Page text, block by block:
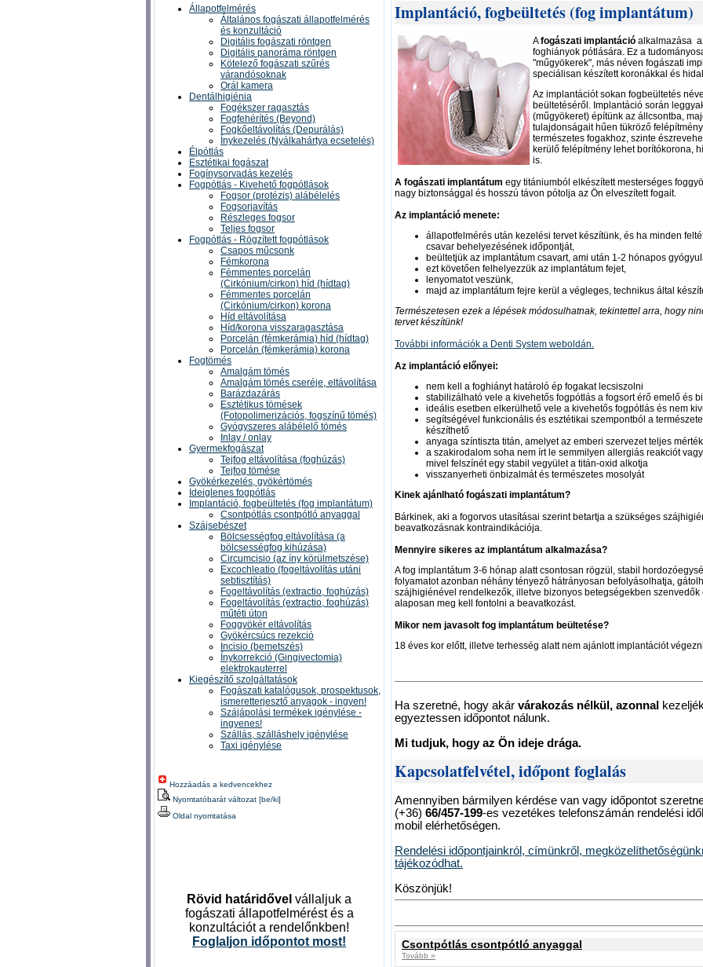
Állapotfelmérés
Általános fogászati állapotfelmérés
és konzultáció
Digitális fogászati röntgen
Digitális panoráma röntgen
Kötelező fogászati szűrés
várandósoknak
Orál kamera
Dentálhigiénia
Fogékszer ragasztás
Fogfehérítés (Beyond)
Fogkőeltávolítás (Depurálás)
Ínykezelés (Nyálkahártya ecsetelés)
Élpótlás
Esztétikai fogászat
Fogínysorvadás kezelés
Fogpótlás - Kivehető fogpótlások
Fogsor (protézis) alábélelés
Fogsorjavítás
Részleges fogsor
Teljes fogsor
Fogpótlás - Rögzített fogpótlások
Csapos műcsonk
Fémkorona
Fémmentes porcelán
(Cirkónium/cirkon) híd (hídtag)
Fémmentes porcelán
(Cirkónium/cirkon) korona
Híd eltávolítása
Híd/korona visszaragasztása
Porcelán (fémkerámia) híd (hídtag)
Porcelán (fémkerámia) korona
Fogtömés
Amalgám tömés
Amalgám tömés cseréje, eltávolítása
Barázdazárás
Esztétikus tömések
(Fotopolimerizációs, fogszínű tömés)
Gyógyszeres alábélelő tömés
Inlay / onlay
Gyermekfogászat
Tejfog eltávolítása (foghúzás)
Tejfog tömése
Gyökérkezelés, gyökértömés
Ideiglenes fogpótlás
Implantáció, fogbeültetés (fog implantátum)
Csontpótlás csontpótló anyaggal
Szájsebészet
Bölcsességfog eltávolítása (a
bölcsességfog kihúzása)
Circumcisio (az íny körülmetszése)
Excochleatio (fogeltávolítás utáni
sebtisztítás)
Fogeltávolítás (extractio, foghúzás)
Fogeltávolítás (extractio, foghúzás)
műtéti úton
Foggyökér eltávolítás
Gyökércsúcs rezekció
Incisio (bemetszés)
Ínykorrekció (Gingivectomia)
elektrokauterrel
Kiegészítő szolgáltatások
Fogászati katalógusok, prospektusok,
ismeretterjesztő anyagok - ingyen!
Szájápolási termékek igénylése -
ingyenes!
Szállás, szálláshely igénylése
Taxi igénylése
Hozzáadás a kedvencekhez
Nyomtatóbarát változat [be/ki]
Oldal nyomtatása
Rövid határidővel vállaljuk a
fogászati állapotfelmérést és a
konzultációt a rendelőnkben!
Foglal jon időpontot most!
Implantáció, fogbeültetés (fog implantátum)
Afogászati implantáció alkalmazása
foghiányok pótlására. Ez a
"műgyökerek", más néven fogászati
speciálisan készített koronákkal és
Az implantációt sokan fogbeültetés
beültetéséről. Implantáció során
(műgyökeret) építünk az állcsontba,
tulajdonságait hűen tükröző
természetes fogakhoz, szinte
kerülő felépítmény lehet borítókorona,
is.
A fogászati implantátum egy titániumból elkészített mesterséges
nagy biztonsággal és hosszú távon pótolja az Ön elveszített fogait.
Az implantáció menete:
állapotfelmérés után kezelési tervet készítünk, és ha minden
csavar behelyezésének időpontját,
beültetjük az implantátum csavart, ami után 1-2 hónapos
ezt követően felhelyezzük az implantátum fejet,
lenyomatot veszünk,
majd az implantátum fejre kerül a végleges, technikus által
Természetesen ezek a lépések módosulhatnak, tekintettel arra, hogy
tervet készítünk!
További információk a Denti System weboldán.
Az implantáció előnyei:
nem kell a foghiányt határoló ép fogakat lecsiszolni
stabilizálható vele a kivehetős fogpótlás a fogsort érő emelő és
ideális esetben elkerülhető vele a kivehetős fogpótlás és nem
segítségével funkcionális és esztétikai szempontból a
készíthető
anyaga színtiszta titán, amelyet az emberi szervezet teljes
a szakirodalom soha nem írt le semmilyen allergiás reakciót
mivel felszínét egy stabil vegyület a titán-oxid alkotja
visszanyerheti önbizalmát és természetes mosolyát
Kinek ajánlható fogászati implantátum?
Bárkinek, aki a fogorvos utasításai szerint betartja a szükséges
beavatkozásnak kontraindikációja.
Mennyire sikeres az implantátum alkalmazása?
A fog implantátum 3-6 hónap alatt csontosan rögzül, stabil
folyamatot azonban néhány tényező hátrányosan befolyásolhatja,
szájhigiénével rendelkezők, illetve bizonyos betegségekben
alaposan meg kell fontolni a beavatkozást.
Mikor nem javasolt fog implantátum beültetése?
18 éves kor előtt, illetve terhesség alatt nem ajánlott implantációt végezni.
Ha szeretné, hogy akár várakozás nélkül, azonnal
egyeztessen időpontot nálunk.
Mi tudjuk, hogy az Ön ideje drága.
Kapcsolatfelvétel, időpont foglalás
Amennyiben bármilyen kérdése van vagy időpontot
(+36) 66/457-199-es vezetékes telefonszámán rendelési
mobil elérhetőségen.
Rendelési időpontjainkról, címünkről,
tájékozódhat.
Köszönjük!
Csontpótlás csontpótló anyaggal
Tovább »